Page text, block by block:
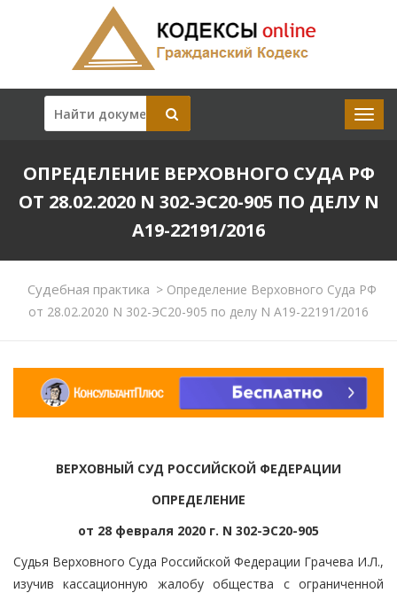
ОПРЕДЕЛЕНИЕ ВЕРХОВНОГО СУДА РФ
ОТ 28.02.2020 N 302-ЭС20-905 ПО ДЕЛУ N
А19-22191/2016
Судебная практика >Определение Верховного Суда РФ
от 28.02.2020 N 302-ЭС20-905 по делу N А19-22191/2016
ВЕРХОВНЫЙ СУД РОССИЙСКОЙ ФЕДЕРАЦИИ
ОПРЕДЕЛЕНИЕ
от 28 февраля 2020 г. N 302-ЭС20-905
Судья Верховного Суда Российской Федерации Грачева И.Л.,
изучив кассационную жалобу общества с ограниченной